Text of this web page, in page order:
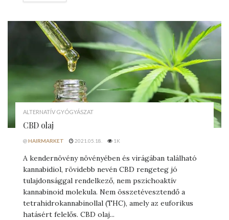
ALTERNATÍV GYÓGYÁSZAT
CBD olaj
@HAIRMARKET 2021.05.18. 1K
A kendernövény növényében és virágában található
kannabidiol, rövidebb nevén CBD rengeteg jó
tulajdonsággal rendelkező, nem pszichoaktív
kannabinoid molekula. Nem összetévesztendő a
tetrahidrokannabinollal (THC), amely az euforikus
hatásért felelős. CBD olaj...